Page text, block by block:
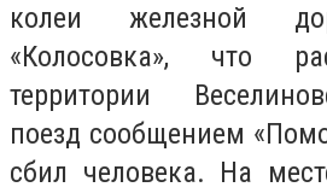
колеи железной
«Колосовка», что
территории
поезд сообщением
сбил человека. На